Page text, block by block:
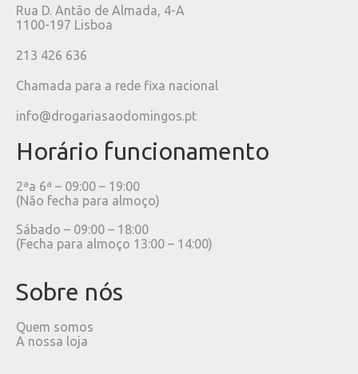
Rua D. Antão de Almada, 4-A
1100-197 Lisboa
213 426 636
Chamada para a rede fixa nacional
info@drogariasaodomingos.pt
Horário funcionamento
2ªa 6ª – 09:00 – 19:00
(Não fecha para almoço)
Sábado – 09:00 – 18:00
(Fecha para almoço 13:00 – 14:00)
Sobre nós
Quem somos
A nossa loja